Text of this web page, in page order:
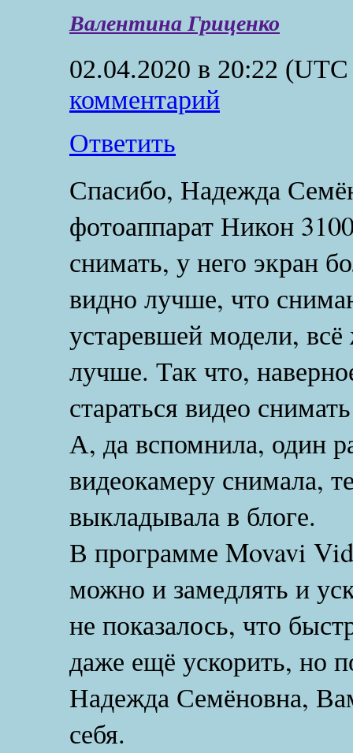
Валентина Гриценко
02.04.2020 в 20:22
комментарий
Ответить
Спасибо, Надежда
фотоаппарат Никон
снимать, у него экран
видно лучше, что
устаревшей модели,
лучше. Так что,
стараться видео
А, да вспомнила, один
видеокамеру снимала,
выкладывала в блоге.
В программе Movavi
можно и замедлять и
не показалось, что
даже ещё ускорить, но
Надежда Семёновна,
себя.